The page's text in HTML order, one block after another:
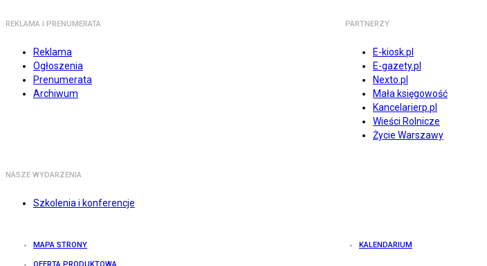
REKLAMA I PRENUMERATA
Reklama
Ogłoszenia
Prenumerata
Archiwum
PARTNERZY
E-kiosk.pl
E-gazety.pl
Nexto.pl
Mała księgowość
Kancelarierp.pl
Wieści Rolnicze
Życie Warszawy
NASZE WYDARZENIA
Szkolenia i konferencje
MAPA STRONY KALENDARIUM